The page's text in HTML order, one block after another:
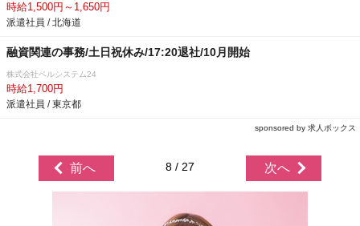
時給1,500円～1,650円
派遣社員 / 北海道
融資関連の事務/土日祝休み/17:20退社/10月開始
株式会社ベルシステム24
時給1,700円
派遣社員 / 東京都
sponsored by 求人ボックス
前へ 8 / 27 次へ